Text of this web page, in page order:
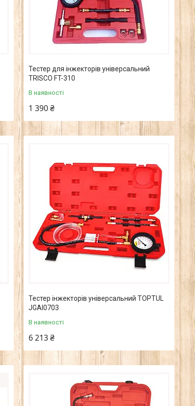
Тестер для інжекторів універсальний
TRISCO FT-310
В наявності
1 390 ₴
Тестер інжекторів універсальний TOPTUL
JGAI0703
В наявності
6 213 ₴